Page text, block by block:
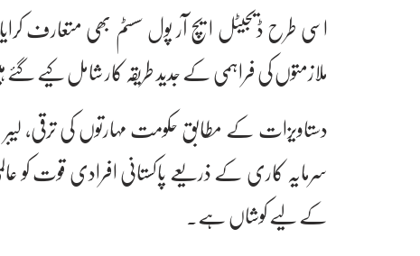
اسی طرح ڈیجیٹل ایچ آر پول سسٹم بھی متعارف
ملازمتوں کی فراہمی کے جدید طریقہ کار شامل کیے
دستاویزات کے مطابق حکومت مہارتوں کی ترقی،
سرمایہ کاری کے ذریعے پاکستانی افرادی قوت کو
کے لیے کوشاں ہے۔